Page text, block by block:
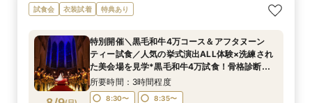
8/8(土)
【歴史感じる本格大聖堂×洗練された美食】黒毛
和牛4万試食で美食を確認！骨格診断＆お似合い
所要時間：3時間程度
8:35〜 13:30〜
フェアを予約
8/8(土)
《唯一無二の記憶に残るチャペル演出》ドレス映
え抜群の大聖堂で感動の挙式体験！骨格診断＆お
堪能＊
所要時間：3時間程度
8:35〜
フェアを予約
8/8(土)
＜初見学に◎＞じっくり相談会×大聖堂×上質会
場×絶品4万試食付きBIGフェア
8:30〜
8:35〜
13:30〜
フェアを予約
8/8(土)
＜料理重視の方へ◎＞こだわり抜いた記憶に残る
美食体験◇黒毛和牛4万試食付き！骨格診断＆お
所要時間：3時間程度
8:30〜
8:35〜
13:30〜
8/8(土)
トレンド花嫁に◎SNSで話題の最新マッピング演
出*絶品4万試食付きBIGフェア
8:30〜
8:35〜
13:30〜
フェアを予約
試食会 衣装試着 特典あり
特別開催＼黒毛和牛4万コース＆アフタヌーン
ティー試食／人気の挙式演出ALL体験×洗練され
た美会場を見学*黒毛和牛4万試食！骨格診断＆
お似合いドレス提案も！Amazon1万&前撮り付
BIGフェア
所要時間：3時間程度
8:30〜
8:35〜